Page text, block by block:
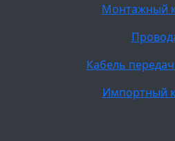
Монтажный
Кабель
Импортный